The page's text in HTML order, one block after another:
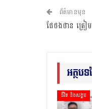
ព័ត៌មានមុន
ផែថងថាន ត្រ
អត្ថប
ជីវិត និងសង្គម